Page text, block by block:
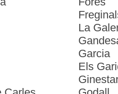
La
Garcia
Els